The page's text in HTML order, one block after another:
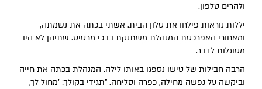
ולהרים טלפון.
יללות נוראות פילחו את סלון הבית. אשתי בכתה את נשמתה,
ומאחורי האפרכסת המנהלת משתנקת בבכי מרטיט. שתיהן לא היו
מסוגלות לדבר.
הרבה חבילות של טישו נספגו באותו לילה. המנהלת בכתה את חייה
וביקשה על נפשה מחילה, כפרה וסליחה. "תגידי בקולך: 'מחול לך,